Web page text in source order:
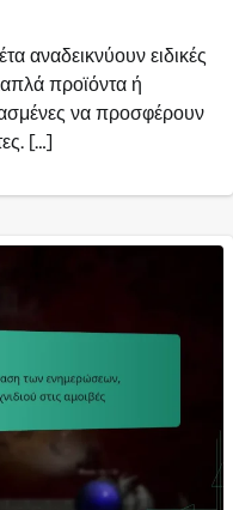
αναδεικνύουν ειδικές
προϊόντα ή
να προσφέρουν
[…]